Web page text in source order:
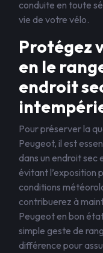
conduite en toute
vie de votre vélo.
Protégez
en le
endroit
Pour préserver la
Peugeot, il est
dans un endroit sec
évitant l’exposition
conditions
contribuerez à
Peugeot en bon
simple geste de
différence pour